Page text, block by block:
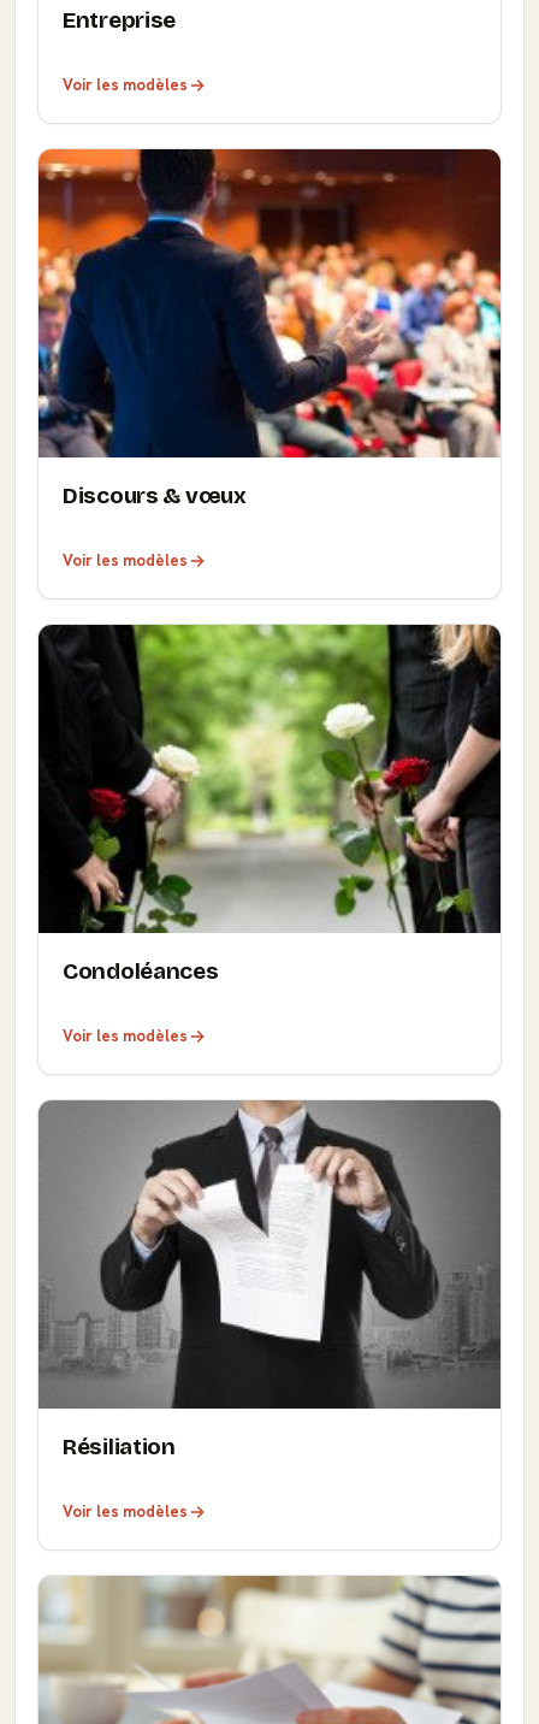
Entreprise
Voir les modèles
Discours & vœux
Voir les modèles
Condoléances
Voir les modèles
Résiliation
Voir les modèles